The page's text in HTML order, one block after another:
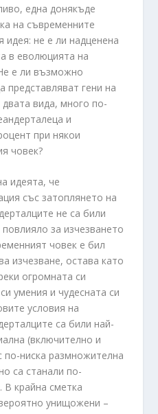
една донякъде
на съвременните
идея: не е ли надценена
в еволюцията на
е ли възможно
представляват гени на
вида, много по-
и
при някои
човек?
идеята, че
със затоплянето на
не са били
за изчезването
човек е бил
изчезване, остава като
огромната си
умения и чудесната си
условия на
са били най-
(включително и
по-ниска размножителна
са станали по-
. В крайна сметка
унищожени –